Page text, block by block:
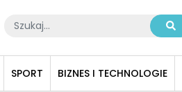
SPORT BIZNES I TECHNOLOGIE